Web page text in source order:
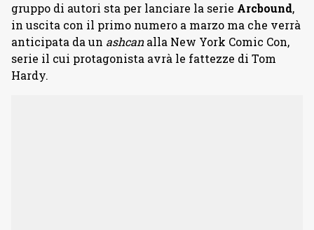
gruppo di autori sta per lanciare la serie Arcbound,
in uscita con il primo numero a marzo ma che verrà
anticipata da un ashcanalla New York Comic Con,
serie il cui protagonista avrà le fattezze di Tom
Hardy.